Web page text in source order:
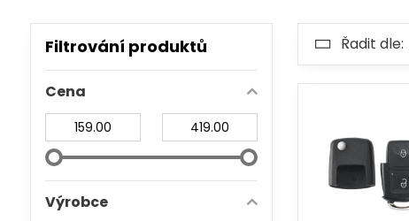
Řadit dle:
Filtrování produktů
Cena
Výrobce